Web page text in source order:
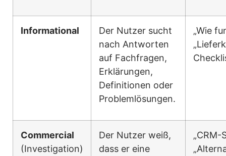
Informational
Der Nutzer sucht
nach Antworten
auf Fachfragen,
Erklärungen,
Definitionen oder
Problemlösungen.
„Wie
Commercial
(Investigation)
Der Nutzer weiß,
dass er eine
„CRM-